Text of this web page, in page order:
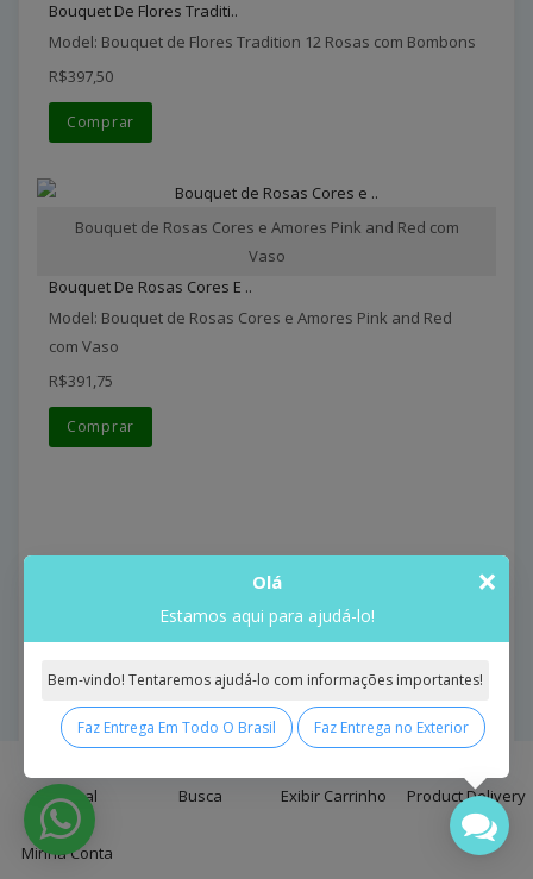
Principal Busca Exibir Carrinho Product Delivery
Minha Conta
Bouquet De Flores Traditi..
Model: Bouquet de Flores Tradition 12 Rosas com Bombons
R$397,50
Comprar
Bouquet de Rosas Cores e Amores Pink and Red com
Vaso
Bouquet De Rosas Cores E ..
Model: Bouquet de Rosas Cores e Amores Pink and Red
com Vaso
R$391,75
Comprar
Bouquet de Rosas Cores e Amores Pink and Red com
com Vaso
Comprar
×
Olá
Estamos aqui para ajudá-lo!
Bem-vindo! Tentaremos ajudá-lo com informações importantes!
Faz Entrega Em Todo O Brasil Faz Entrega no Exterior